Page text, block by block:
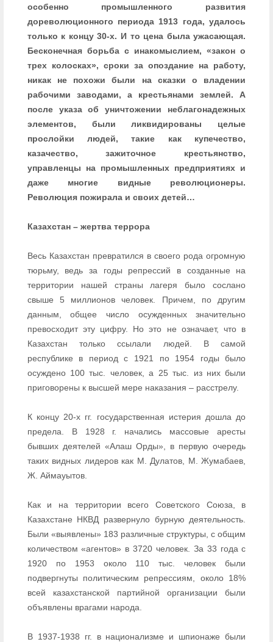
особенно промышленного развития
дореволюционного периода 1913 года, удалось
только к концу 30-х. И то цена была ужасающая.
Бесконечная борьба с инакомыслием, «закон о
трех колосках», сроки за опоздание на работу,
никак не похожи были на сказки о владении
рабочими заводами, а крестьянами землей. А
после указа об уничтожении неблагонадежных
элементов, были ликвидированы целые
прослойки людей, такие как купечество,
казачество, зажиточное крестьянство,
управленцы на промышленных предприятиях и
даже многие видные революционеры.
Революция пожирала и своих детей…
Казахстан – жертва террора
Весь Казахстан превратился в своего рода огромную
тюрьму, ведь за годы репрессий в созданные на
территории нашей страны лагеря было сослано
свыше 5 миллионов человек. Причем, по другим
данным, общее число осужденных значительно
превосходит эту цифру. Но это не означает, что в
Казахстан только ссылали людей. В самой
республике в период с 1921 по 1954 годы было
осуждено 100 тыс. человек, а 25 тыс. из них были
приговорены к высшей мере наказания – расстрелу.
К концу 20-х гг. государственная истерия дошла до
предела. В 1928 г. начались массовые аресты
бывших деятелей «Алаш Орды», в первую очередь
таких видных лидеров как М. Дулатов, М. Жумабаев,
Ж. Аймауытов.
Как и на территории всего Советского Союза, в
Казахстане НКВД развернуло бурную деятельность.
Были «выявлены» 183 различные структуры, с общим
количеством «агентов» в 3720 человек. За 33 года с
1920 по 1953 около 110 тыс. человек были
подвергнуты политическим репрессиям, около 18%
всей казахстанской партийной организации были
объявлены врагами народа.
В 1937-1938 гг. в национализме и шпионаже были